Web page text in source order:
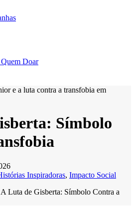
Símbolo
Inspiradoras, Impacto Social
A Luta de Gisberta: Símbolo Contra a